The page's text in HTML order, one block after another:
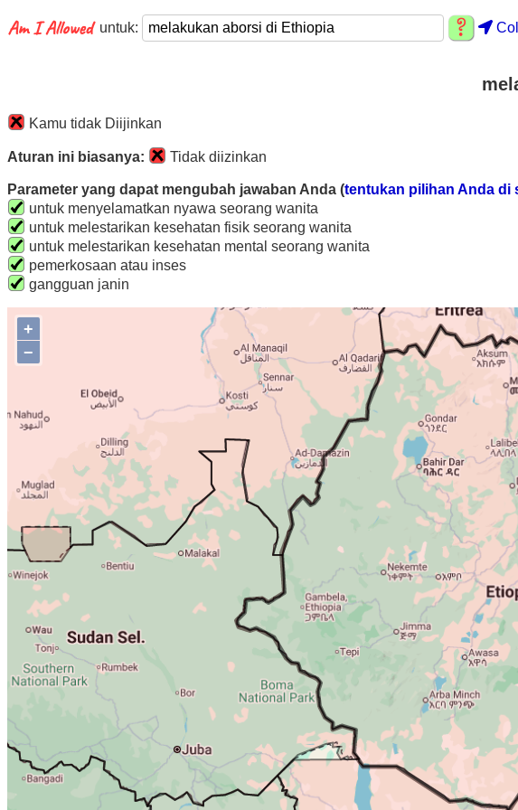
untuk:
Kamu tidak Diijinkan
Aturan ini biasanya: Tidak diizinkan
Parameter yang dapat mengubah jawaban Anda (tentukan pilihan Anda di
untuk menyelamatkan nyawa seorang wanita
untuk melestarikan kesehatan fisik seorang wanita
untuk melestarikan kesehatan mental seorang wanita
pemerkosaan atau inses
gangguan janin
+
−